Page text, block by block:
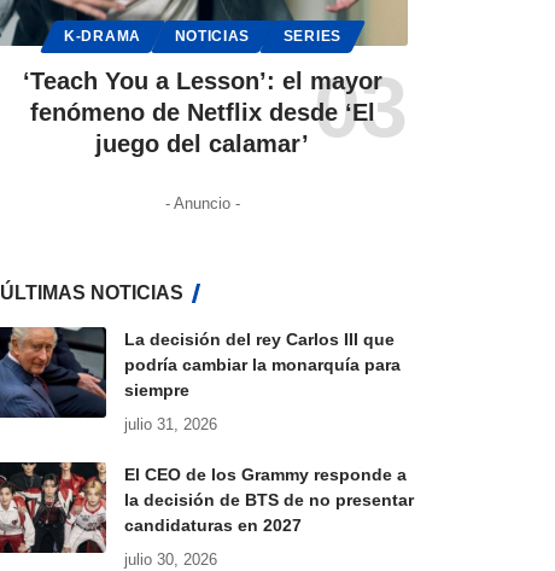
K-DRAMA NOTICIAS SERIES
‘Teach You a Lesson’: el mayor
fenómeno de Netflix desde ‘El
juego del calamar’
- Anuncio -
ÚLTIMAS NOTICIAS
La decisión del rey Carlos III que
podría cambiar la monarquía para
siempre
julio 31, 2026
El CEO de los Grammy responde a
la decisión de BTS de no presentar
candidaturas en 2027
julio 30, 2026